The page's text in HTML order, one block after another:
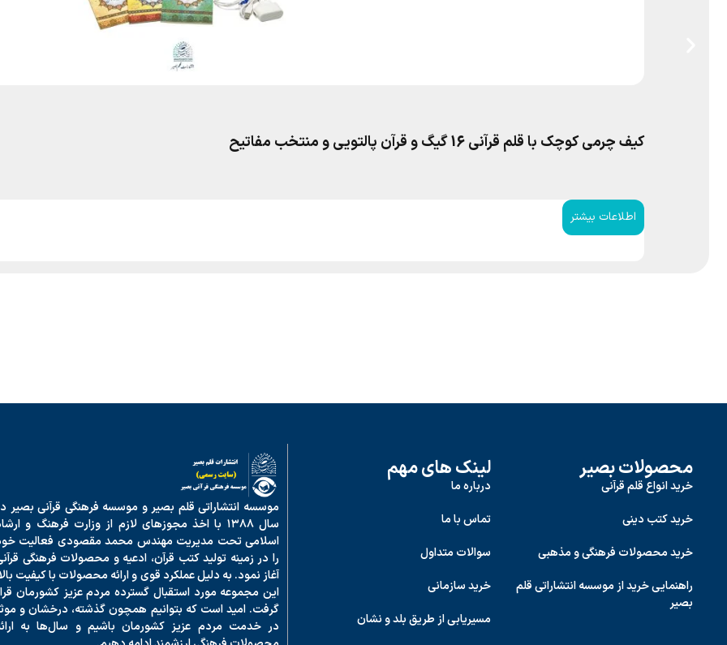
کیف چرمی کوچک با قلم قرآنی 16 گیگ و قرآن پالتویی و منتخب مفاتیح
اطلاعات بیشتر
محصولات بصیر
خرید انواع قلم قرآنی
خرید کتب دینی
خرید محصولات فرهنگی و مذهبی
راهنمایی خرید از موسسه انتشاراتی قلم
بصیر
لینک های مهم
درباره ما
تماس با ما
سوالات متداول
خرید سازمانی
مسیریابی از طریق بلد و نشان
موسسه انتشاراتی قلم بصیر و موسسه فرهنگی قرآنی بصیر
سال ۱۳۸۸ با اخذ مجوزهای لازم از وزارت فرهنگ و
اسلامی تحت مدیریت مهندس محمد مقصودی فعالیت
را در زمینه تولید کتب قرآن، ادعیه و محصولات فرهنگی
آغاز نمود. به دلیل عملکرد قوی و ارائه محصولات با کیفیت
این مجموعه مورد استقبال گسترده مردم عزیز کشورمان
گرفت. امید است که بتوانیم همچون گذشته، درخشان و
در خدمت مردم عزیز کشورمان باشیم و سال‌ها به